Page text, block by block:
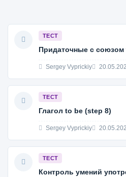
ТЕСТ
Придаточные с союзом
Sergey Vyprickiy
ТЕСТ
Глагол to be (step 8)
Sergey Vyprickiy
ТЕСТ
Контроль умений